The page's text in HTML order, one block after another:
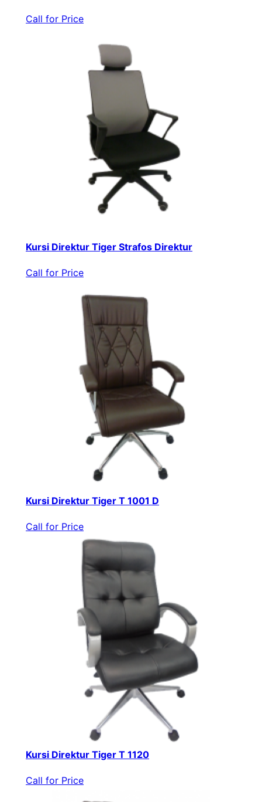
Call for Price
Kursi Direktur Tiger Strafos Direktur
Call for Price
Kursi Direktur Tiger T 1001 D
Call for Price
Kursi Direktur Tiger T 1120
Call for Price